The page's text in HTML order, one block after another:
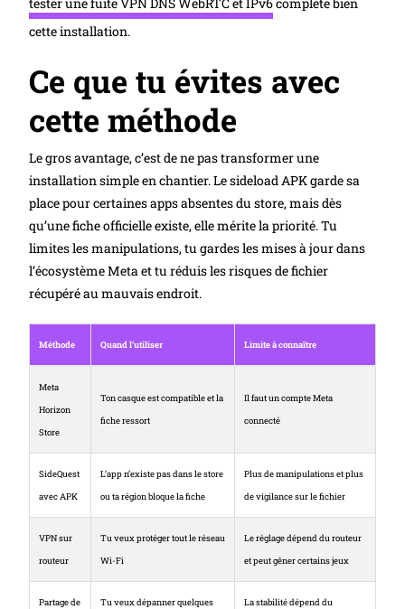
cette installation.
Ce que tu évites avec
cette méthode
Le gros avantage, c’est de ne pas transformer une
installation simple en chantier. Le sideload APK garde sa
place pour certaines apps absentes du store, mais dès
qu’une fiche officielle existe, elle mérite la priorité. Tu
limites les manipulations, tu gardes les mises à jour dans
l’écosystème Meta et tu réduis les risques de fichier
récupéré au mauvais endroit.
Méthode Quand l’utiliser Limite à connaître
Meta
Horizon
Store
Ton casque est compatible et la
fiche ressort
Il faut un compte Meta
connecté
SideQuest
avec APK
L’app n’existe pas dans le store
ou ta région bloque la fiche
Plus de manipulations et plus
de vigilance sur le fichier
VPN sur
routeur
Tu veux protéger tout le réseau
Wi-Fi
Le réglage dépend du routeur
et peut gêner certains jeux
Partage de
Tu veux dépanner quelques
La stabilité dépend du